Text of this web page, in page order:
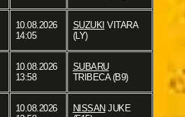
10.08.2026
14:05
SUZUKI VITARA
(LY)
10.08.2026
13:58
SUBARU
TRIBECA (B9)
10.08.2026
NISSAN JUKE